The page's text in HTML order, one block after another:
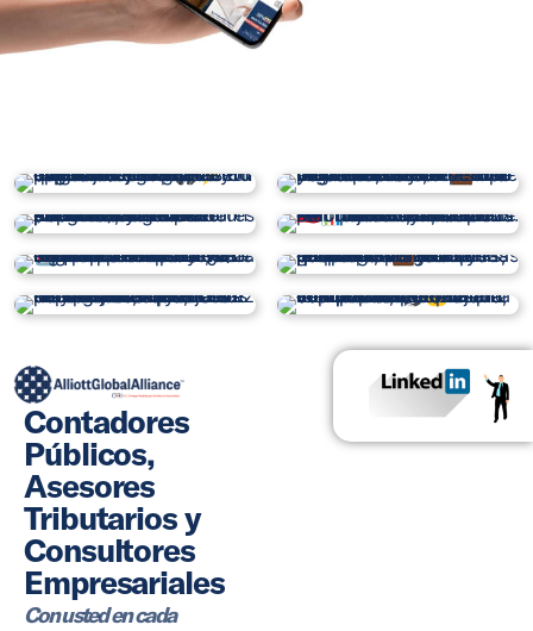
Contadores
Públicos,
Asesores
Tributarios y
Consultores
Empresariales
Con usted en cada